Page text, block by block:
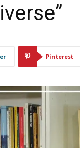
Pinterest